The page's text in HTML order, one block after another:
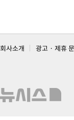
회사소개 광고 · 제휴